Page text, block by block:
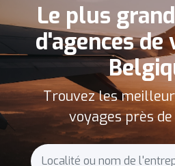
Le plus
d'agences de
Trouvez les
voyages près